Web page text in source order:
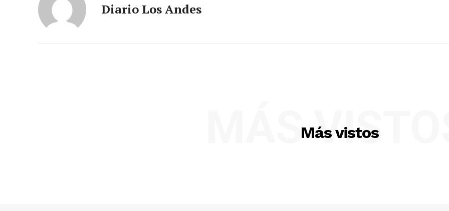
Diario Los Andes
Más vistos
MÁS